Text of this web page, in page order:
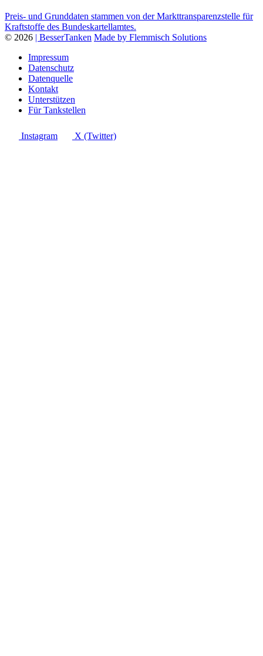
Preis- und Grunddaten stammen von der Markttransparenzstelle für
Kraftstoffe des Bundeskartellamtes.
© 2026 | BesserTanken Made by Flemmisch Solutions
Impressum
Datenschutz
Datenquelle
Kontakt
Unterstützen
Für Tankstellen
Instagram X (Twitter)